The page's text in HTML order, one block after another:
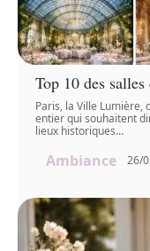
Top 10 des
Paris, la Ville
entier qui souhaitent
lieux historiques…
Ambiance 26/